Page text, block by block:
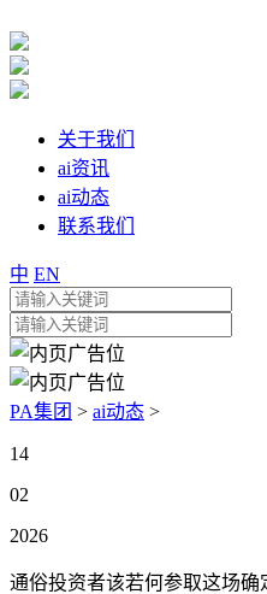
关于我们
ai资讯
ai动态
联系我们
中 EN
PA集团 > ai动态 >
14
02
2026
通俗投资者该若何参取这场确